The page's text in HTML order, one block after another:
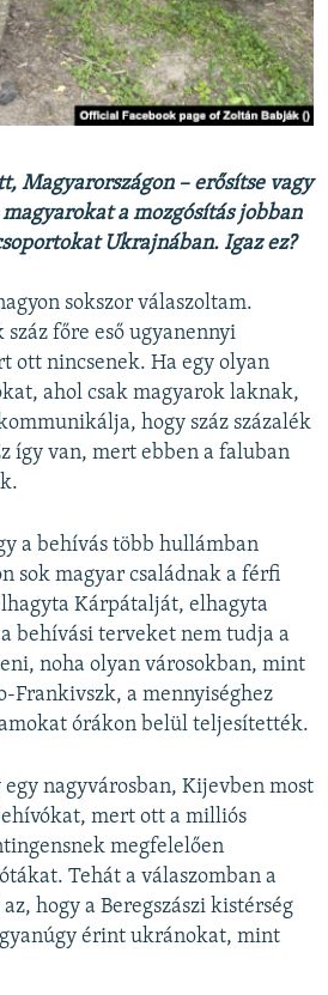
Magyarországon – erősítse vagy
a mozgósítás jobban
Ukrajnában. Igaz ez?
sokszor válaszoltam.
főre eső ugyanennyi
ott nincsenek. Ha egy olyan
ahol csak magyarok laknak,
hogy száz százalék
így van, mert ebben a faluban
a behívás több hullámban
sok magyar családnak a férfi
Kárpátalját, elhagyta
behívási terveket nem tudja a
noha olyan városokban, mint
Frankivszk, a mennyiséghez
órákon belül teljesítették.
nagyvárosban, Kijevben most
mert ott a milliós
megfelelően
Tehát a válaszomban a
hogy a Beregszászi kistérség
érint ukránokat, mint